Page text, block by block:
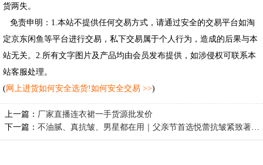
货两失。
免责申明：1.本站不提供任何交易方式，请通过安全的交易平台如淘
定京东闲鱼等平台进行交易，私下交易属于个人行为，造成的后果与本
站无关。2.所有文字图片及产品均由会员发布提供，如涉侵权可联系本
站客服处理。
(网上进货如何安全选货!如何安全交易 >>)
上一篇： 厂家直播连衣裙一手货源批发价
下一篇： 不油腻、真抗皱、男星都在用｜父亲节首选悦蕾抗皱紧致著宠面霜